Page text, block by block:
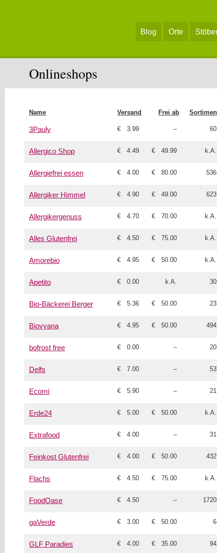
Blog Orte
Onlineshops
Name Versand Frei ab
3Pauly € 3.99 – 60
Allergico Shop € 4.49 € 49.99 k.A.
Allergiefrei essen € 4.00 € 80.00 536
Allergiker Himmel € 4.90 € 49.00 623
Allergikergenuss € 4.70 € 70.00 k.A.
Alles Glutenfrei € 4.50 € 75.00 k.A.
Amorebio € 4.95 € 50.00 k.A.
Apetito € 0.00 k.A. 30
Bio-Bäckerei Berger € 5.36 € 50.00 23
Biovyana € 4.95 € 50.00 494
bofrost free € 0.00 – 20
Delfs € 7.00 – 53
Ecomi € 5.90 – 21
Erde24 € 5.00 € 50.00 k.A.
Extrafood € 4.00 – 31
Feinkost Glutenfrei € 4.00 € 50.00 432
Flachs € 4.50 € 75.00 k.A.
FoodOase € 4.50 – 1720
gaVerde € 3.00 € 50.00 6
GLF Paradies € 4.00 € 35.00 94